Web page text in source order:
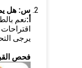
س: هل
أ:نعم
يرجى
فحص